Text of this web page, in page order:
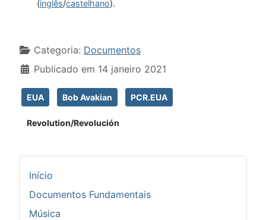
(inglês/castelhano).
Detalhes
Categoria: Documentos
Publicado em 14 janeiro 2021
EUA Bob Avakian PCR.EUA
Revolution/Revolución
Início
Documentos Fundamentais
Música